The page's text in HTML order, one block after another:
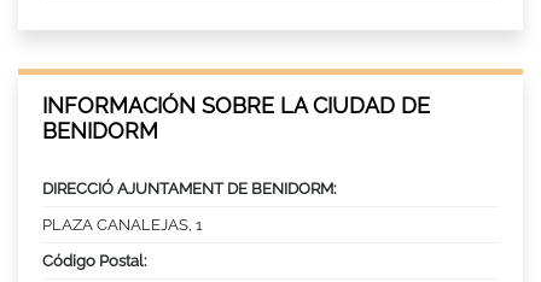
INFORMACIÓN SOBRE LA CIUDAD DE
BENIDORM
DIRECCIÓ AJUNTAMENT DE BENIDORM:
PLAZA CANALEJAS, 1
Código Postal: